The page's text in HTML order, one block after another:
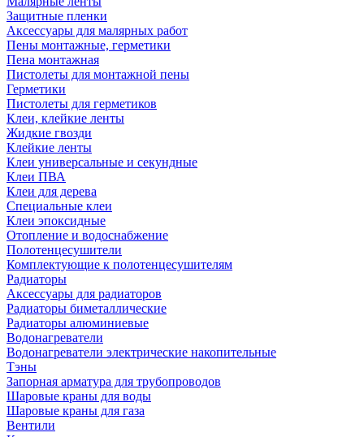
Защитные пленки
Аксессуары для малярных работ
Пены монтажные, герметики
Пена монтажная
Пистолеты для монтажной пены
Герметики
Пистолеты для герметиков
Клеи, клейкие ленты
Жидкие гвозди
Клейкие ленты
Клеи универсальные и секундные
Клеи ПВА
Клеи для дерева
Специальные клеи
Клеи эпоксидные
Отопление и водоснабжение
Полотенцесушители
Комплектующие к полотенцесушителям
Радиаторы
Аксессуары для радиаторов
Радиаторы биметаллические
Радиаторы алюминиевые
Водонагреватели
Водонагреватели электрические накопительные
Тэны
Запорная арматура для трубопроводов
Шаровые краны для воды
Шаровые краны для газа
Вентили